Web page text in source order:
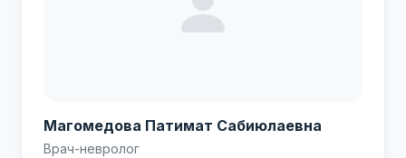
Магомедова Патимат Сабиюлаевна
Врач-невролог